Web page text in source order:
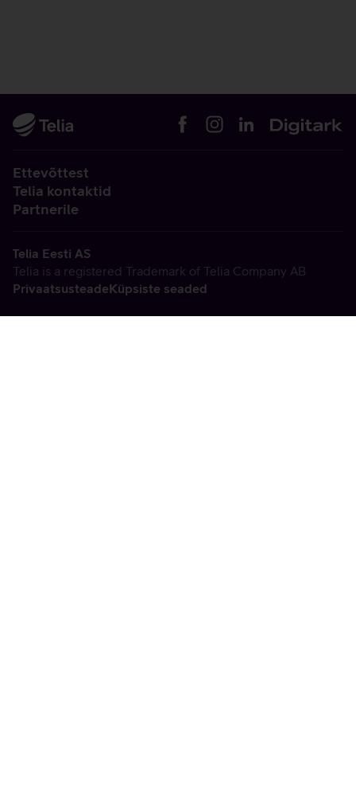
Ettevõttest
Telia kontaktid
Partnerile
Telia Eesti AS
Telia is a registered Trademark of Telia Company AB
PrivaatsusteadeKüpsiste seaded